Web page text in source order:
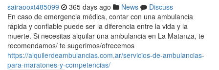
sairaooxt485099 365 days ago News
Discuss
En caso de emergencia médica, contar con una ambulancia
rápida y confiable puede ser la diferencia entre la vida y la
muerte. Si necesitas alquilar una ambulancia en La Matanza, te
recomendamos/ te sugerimos/ofrecemos
https://alquilerdeambulancias.com.ar/servicios-de-ambulancias-
para-maratones-y-competencias/